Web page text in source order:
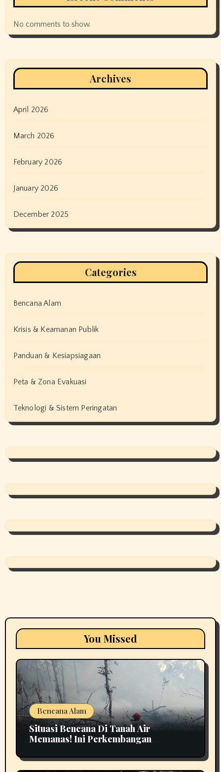
No comments to show.
Archives
April 2026
March 2026
February 2026
January 2026
December 2025
Categories
Bencana Alam
Krisis & Keamanan Publik
Panduan & Kesiapsiagaan
Peta & Zona Evakuasi
Teknologi & Sistem Peringatan
You Missed
Bencana Alam
Situasi Bencana Di Tanah Air
Memanas! Ini Perkembangan